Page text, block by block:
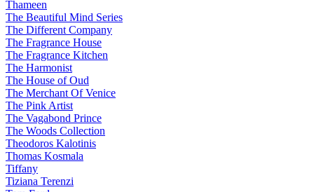
Thameen
The Beautiful Mind Series
The Different Company
The Fragrance House
The Fragrance Kitchen
The Harmonist
The House of Oud
The Merchant Of Venice
The Pink Artist
The Vagabond Prince
The Woods Collection
Theodoros Kalotinis
Thomas Kosmala
Tiffany
Tiziana Terenzi